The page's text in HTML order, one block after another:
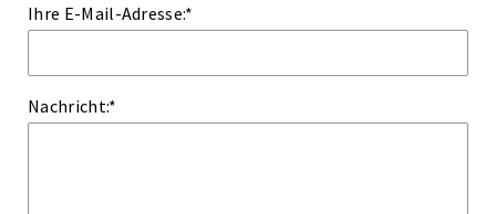
Ihre E-Mail-Adresse:*
Nachricht:*